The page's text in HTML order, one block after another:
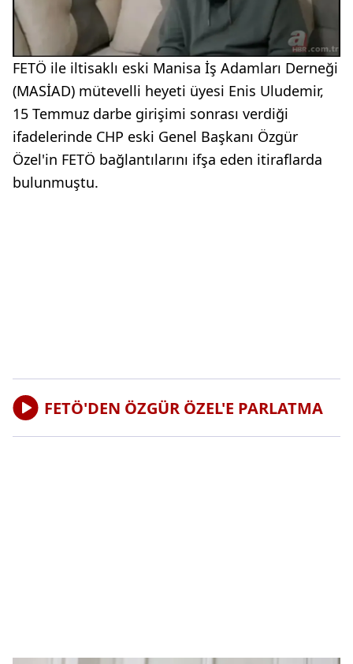
FETÖ ile iltisaklı eski Manisa İş Adamları Derneği
(MASİAD) mütevelli heyeti üyesi Enis Uludemir,
15 Temmuz darbe girişimi sonrası verdiği
ifadelerinde CHP eski Genel Başkanı Özgür
Özel'in FETÖ bağlantılarını ifşa eden itiraflarda
bulunmuştu.
FETÖ'DEN ÖZGÜR ÖZEL'E PARLATMA